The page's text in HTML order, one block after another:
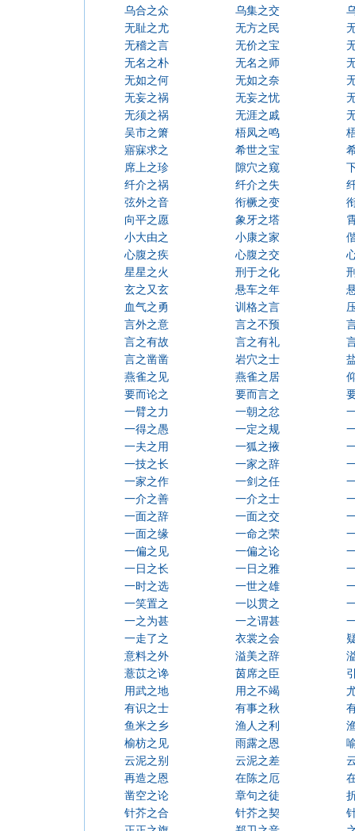
乌合之众
乌集之交
无耻之尤
无方之民
无稽之言
无价之宝
无名之朴
无名之师
无如之何
无如之奈
无妄之祸
无妄之忧
无须之祸
无涯之戚
吴市之箫
梧凤之鸣
寤寐求之
希世之宝
席上之珍
隙穴之窥
纤介之祸
纤介之失
弦外之音
衔橛之变
向平之愿
象牙之塔
小大由之
小康之家
心腹之疾
心腹之交
星星之火
刑于之化
玄之又玄
悬车之年
血气之勇
训格之言
言外之意
言之不预
言之有故
言之有礼
言之凿凿
岩穴之士
燕雀之见
燕雀之居
要而论之
要而言之
一臂之力
一朝之忿
一得之愚
一定之规
一夫之用
一狐之掖
一技之长
一家之辞
一家之作
一剑之任
一介之善
一介之士
一面之辞
一面之交
一面之缘
一命之荣
一偏之见
一偏之论
一日之长
一日之雅
一时之选
一世之雄
一笑置之
一以贯之
一之为甚
一之谓甚
一走了之
衣裳之会
意料之外
溢美之辞
薏苡之谗
茵席之臣
用武之地
用之不竭
有识之士
有事之秋
鱼米之乡
渔人之利
榆枋之见
雨露之恩
云泥之别
云泥之差
再造之恩
在陈之厄
凿空之论
章句之徒
针芥之合
针芥之契